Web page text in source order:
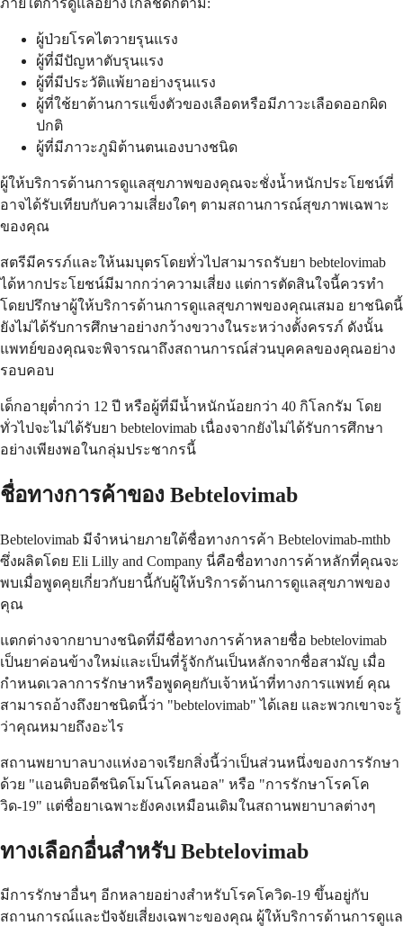
ผู้ป่วยโรคไตวายรุนแรง
ผู้ที่มีปัญหาตับรุนแรง
ผู้ที่มีประวัติแพ้ยาอย่างรุนแรง
ผู้ที่ใช้ยาต้านการแข็งตัวของเลือดหรือมีภาวะเลือดออกผิด
ปกติ
ผู้ที่มีภาวะภูมิต้านตนเองบางชนิด
ผู้ให้บริการด้านการดูแลสุขภาพของคุณจะชั่งน้ำหนักประโยชน์ที่
อาจได้รับเทียบกับความเสี่ยงใดๆ ตามสถานการณ์สุขภาพเฉพาะ
ของคุณ
สตรีมีครรภ์และให้นมบุตรโดยทั่วไปสามารถรับยา bebtelovimab
ได้หากประโยชน์มีมากกว่าความเสี่ยง แต่การตัดสินใจนี้ควรทำ
โดยปรึกษาผู้ให้บริการด้านการดูแลสุขภาพของคุณเสมอ ยาชนิดนี้
ยังไม่ได้รับการศึกษาอย่างกว้างขวางในระหว่างตั้งครรภ์ ดังนั้น
แพทย์ของคุณจะพิจารณาถึงสถานการณ์ส่วนบุคคลของคุณอย่าง
รอบคอบ
เด็กอายุต่ำกว่า 12 ปี หรือผู้ที่มีน้ำหนักน้อยกว่า 40 กิโลกรัม โดย
ทั่วไปจะไม่ได้รับยา bebtelovimab เนื่องจากยังไม่ได้รับการศึกษา
อย่างเพียงพอในกลุ่มประชากรนี้
ชื่อทางการค้าของ Bebtelovimab
Bebtelovimab มีจำหน่ายภายใต้ชื่อทางการค้า Bebtelovimab-mthb
ซึ่งผลิตโดย Eli Lilly and Company นี่คือชื่อทางการค้าหลักที่คุณจะ
พบเมื่อพูดคุยเกี่ยวกับยานี้กับผู้ให้บริการด้านการดูแลสุขภาพของ
คุณ
แตกต่างจากยาบางชนิดที่มีชื่อทางการค้าหลายชื่อ bebtelovimab
เป็นยาค่อนข้างใหม่และเป็นที่รู้จักกันเป็นหลักจากชื่อสามัญ เมื่อ
กำหนดเวลาการรักษาหรือพูดคุยกับเจ้าหน้าที่ทางการแพทย์ คุณ
สามารถอ้างถึงยาชนิดนี้ว่า "bebtelovimab" ได้เลย และพวกเขาจะรู้
ว่าคุณหมายถึงอะไร
สถานพยาบาลบางแห่งอาจเรียกสิ่งนี้ว่าเป็นส่วนหนึ่งของการรักษา
ด้วย "แอนติบอดีชนิดโมโนโคลนอล" หรือ "การรักษาโรคโค
วิด-19" แต่ชื่อยาเฉพาะยังคงเหมือนเดิมในสถานพยาบาลต่างๆ
ทางเลือกอื่นสำหรับ Bebtelovimab
มีการรักษาอื่นๆ อีกหลายอย่างสำหรับโรคโควิด-19 ขึ้นอยู่กับ
สถานการณ์และปัจจัยเสี่ยงเฉพาะของคุณ ผู้ให้บริการด้านการดูแล